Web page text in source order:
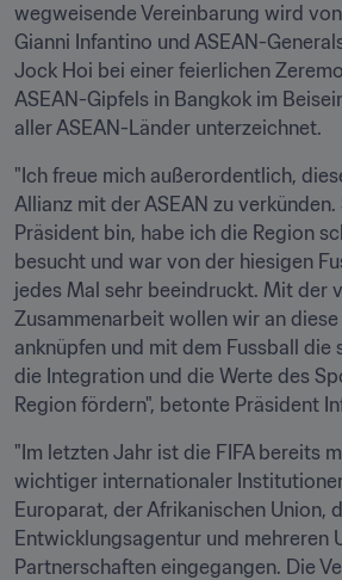
wegweisende Vereinbarung wird
Gianni Infantino und ASEAN-
Jock Hoi bei einer feierlichen
ASEAN-Gipfels in Bangkok im
aller ASEAN-Länder unterzeichnet.
"Ich freue mich außerordentlich,
Allianz mit der ASEAN zu verkünden.
Präsident bin, habe ich die Region
besucht und war von der hiesigen
jedes Mal sehr beeindruckt. Mit der
Zusammenarbeit wollen wir an
anknüpfen und mit dem Fussball die
die Integration und die Werte des
Region fördern", betonte Präsident
"Im letzten Jahr ist die FIFA bereits
wichtiger internationaler
Europarat, der Afrikanischen Union,
Entwicklungsagentur und mehreren
Partnerschaften eingegangen. Die